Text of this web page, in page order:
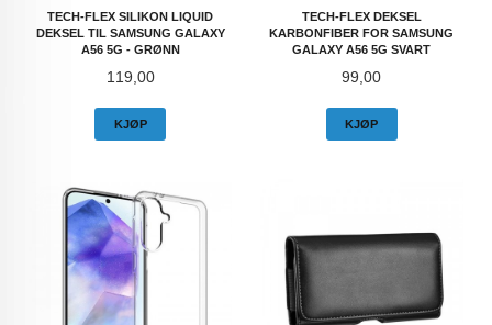
TECH-FLEX SILIKON LIQUID
DEKSEL TIL SAMSUNG GALAXY
A56 5G - GRØNN
Pris
119,00
KJØP
TECH-FLEX DEKSEL
KARBONFIBER FOR SAMSUNG
GALAXY A56 5G SVART
Pris
99,00
KJØP